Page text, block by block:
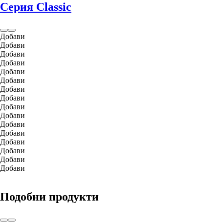
Серия Classic
Добави
Добави
Добави
Добави
Добави
Добави
Добави
Добави
Добави
Добави
Добави
Добави
Добави
Добави
Добави
Добави
Подобни продукти